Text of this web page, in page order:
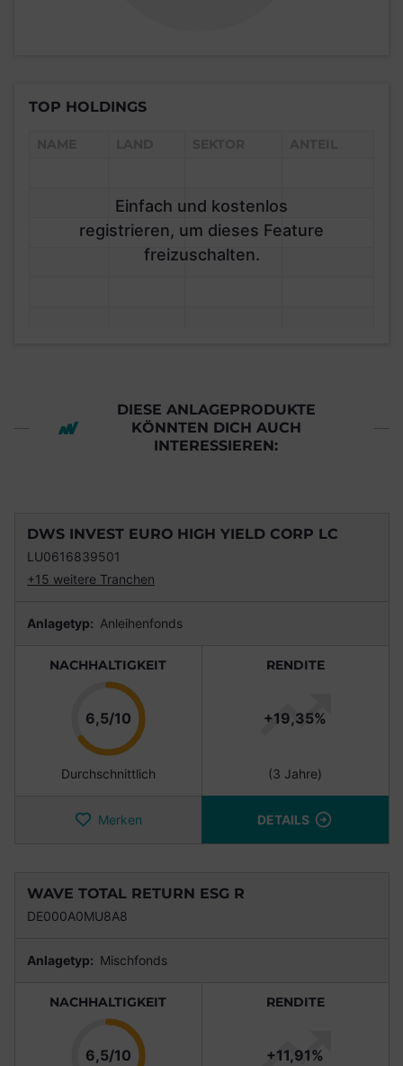
TOP HOLDINGS
Einfach und kostenlos
registrieren, um dieses Feature
freizuschalten.
DIESE ANLAGEPRODUKTE
KÖNNTEN DICH AUCH
INTERESSIEREN:
DWS INVEST EURO HIGH YIELD CORP LC
LU0616839501
+15 weitere Tranchen
Anlagetyp: Anleihenfonds
NACHHALTIGKEIT
6,5/10Punkte
Durchschnittlich
RENDITE
+19,35%
(3 Jahre)
Merken DETAILS
WAVE TOTAL RETURN ESG R
DE000A0MU8A8
Anlagetyp: Mischfonds
NACHHALTIGKEIT
6,5/10Punkte
RENDITE
+11,91%